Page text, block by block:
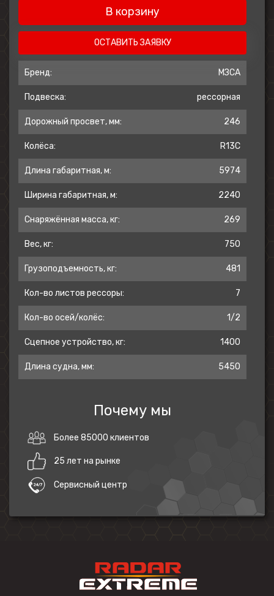
В корзину
ОСТАВИТЬ ЗАЯВКУ
Бренд: МЗСА
Подвеска: рессорная
Дорожный просвет, мм: 246
Колёса: R13C
Длина габаритная, м: 5974
Ширина габаритная, м: 2240
Снаряжённая масса, кг: 269
Вес, кг: 750
Грузоподъемность, кг: 481
Кол-во листов рессоры: 7
Кол-во осей/колёс: 1/2
Сцепное устройство, кг: 1400
Длина судна, мм: 5450
Почему мы
Более 85000 клиентов
25 лет на рынке
Сервисный центр